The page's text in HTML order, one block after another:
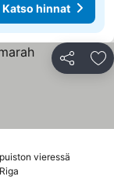
Katso hinnat
Jaa
vieressä